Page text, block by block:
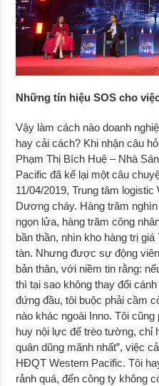
Những tín hiệu SOS cho
Vậy làm cách nào doanh
hay cải cách? Khi nhận câu
Phạm Thị Bích Huệ – Nhà
Pacific đã kể lại một câu
11/04/2019, Trung tâm
Dương cháy. Hàng trăm
ngọn lửa, hàng trăm công
bần thần, nhìn kho hàng trị
tàn. Nhưng được sự động
bản thân, với niềm tin rằng:
thì tại sao không thay đổi
đứng đầu, tôi buộc phải cầm
nào khác ngoài Inno. Tôi
huy nội lực để trèo tường, chỉ
quân dũng mãnh nhất”, việc
HĐQT Western Pacific. Tôi
rảnh quá, đến công ty không